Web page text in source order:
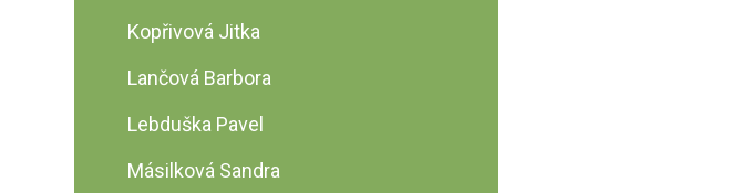
Kopřivová Jitka
Lančová Barbora
Lebduška Pavel
Másilková Sandra